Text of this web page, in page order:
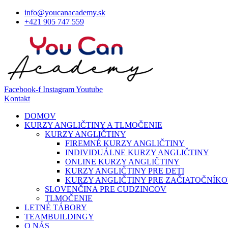
info@youcanacademy.sk
+421 905 747 559
Facebook-f InstagramYoutube
Kontakt
DOMOV
KURZY ANGLIČTINY A TLMOČENIE
KURZY ANGLIČTINY
FIREMNÉ KURZY ANGLIČTINY
INDIVIDUÁLNE KURZY ANGLIČTINY
ONLINE KURZY ANGLIČTINY
KURZY ANGLIČTINY PRE DETI
KURZY ANGLIČTINY PRE
SLOVENČINA PRE CUDZINCOV
TLMOČENIE
LETNÉ TÁBORY
TEAMBUILDINGY
O NÁS